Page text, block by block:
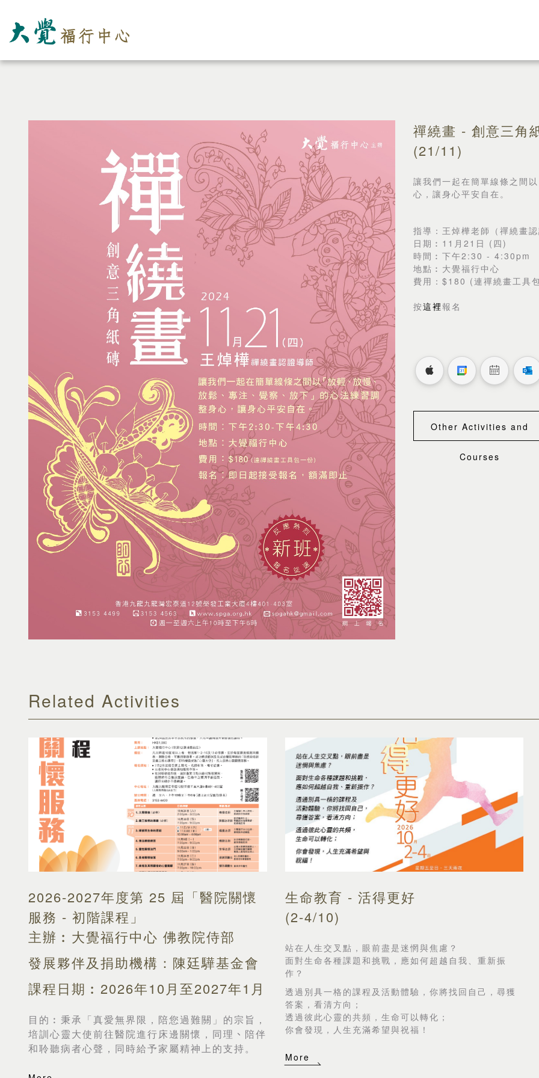
禪繞畫 - 創意三角
(21/11)
讓我們一起在簡單線條之間
心，讓身心平安自在。
指導：王焯樺老師（禪繞畫
日期︰11月21日 (四)
時間︰下午2:30 - 4:30pm
地點︰大覺福行中心
費用：$180 (連禪繞畫工具
按這裡報名
Other Activities and
Courses
Related Activities
2026-2027年度第 25 屆「醫院關懷
服務 - 初階課程」
主辦︰大覺福行中心 佛教院侍部
發展夥伴及捐助機構：陳廷驊基金會
課程日期︰2026年10月至2027年1月
目的︰ 秉承「真愛無界限，陪您過難關」的宗旨，
培訓心靈大使前往醫院進行床邊關懷，同理 、 陪伴
和聆聽病者心聲，同時給予家屬精神上的支持。
生命教育 - 活得更好
(2-4/10)
站在人生交叉點，眼前盡是迷惘與焦慮？
面對生命各種課題和挑戰，應如何超越自我、重新振
作？
透過別具一格的課程及活動體驗，你將找回自己，尋獲
答案，看清方向；
透過彼此心靈的共頻，生命可以轉化；
你會發現，人生充滿希望與祝福！
More